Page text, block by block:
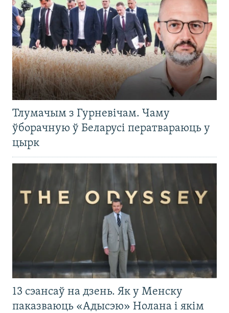
Тлумачым з Гурневічам. Чаму
ўборачную ў Беларусі ператвараюць у
цырк
13 сэансаў на дзень. Як у Менску
паказваюць «Адысэю» Нолана і якім